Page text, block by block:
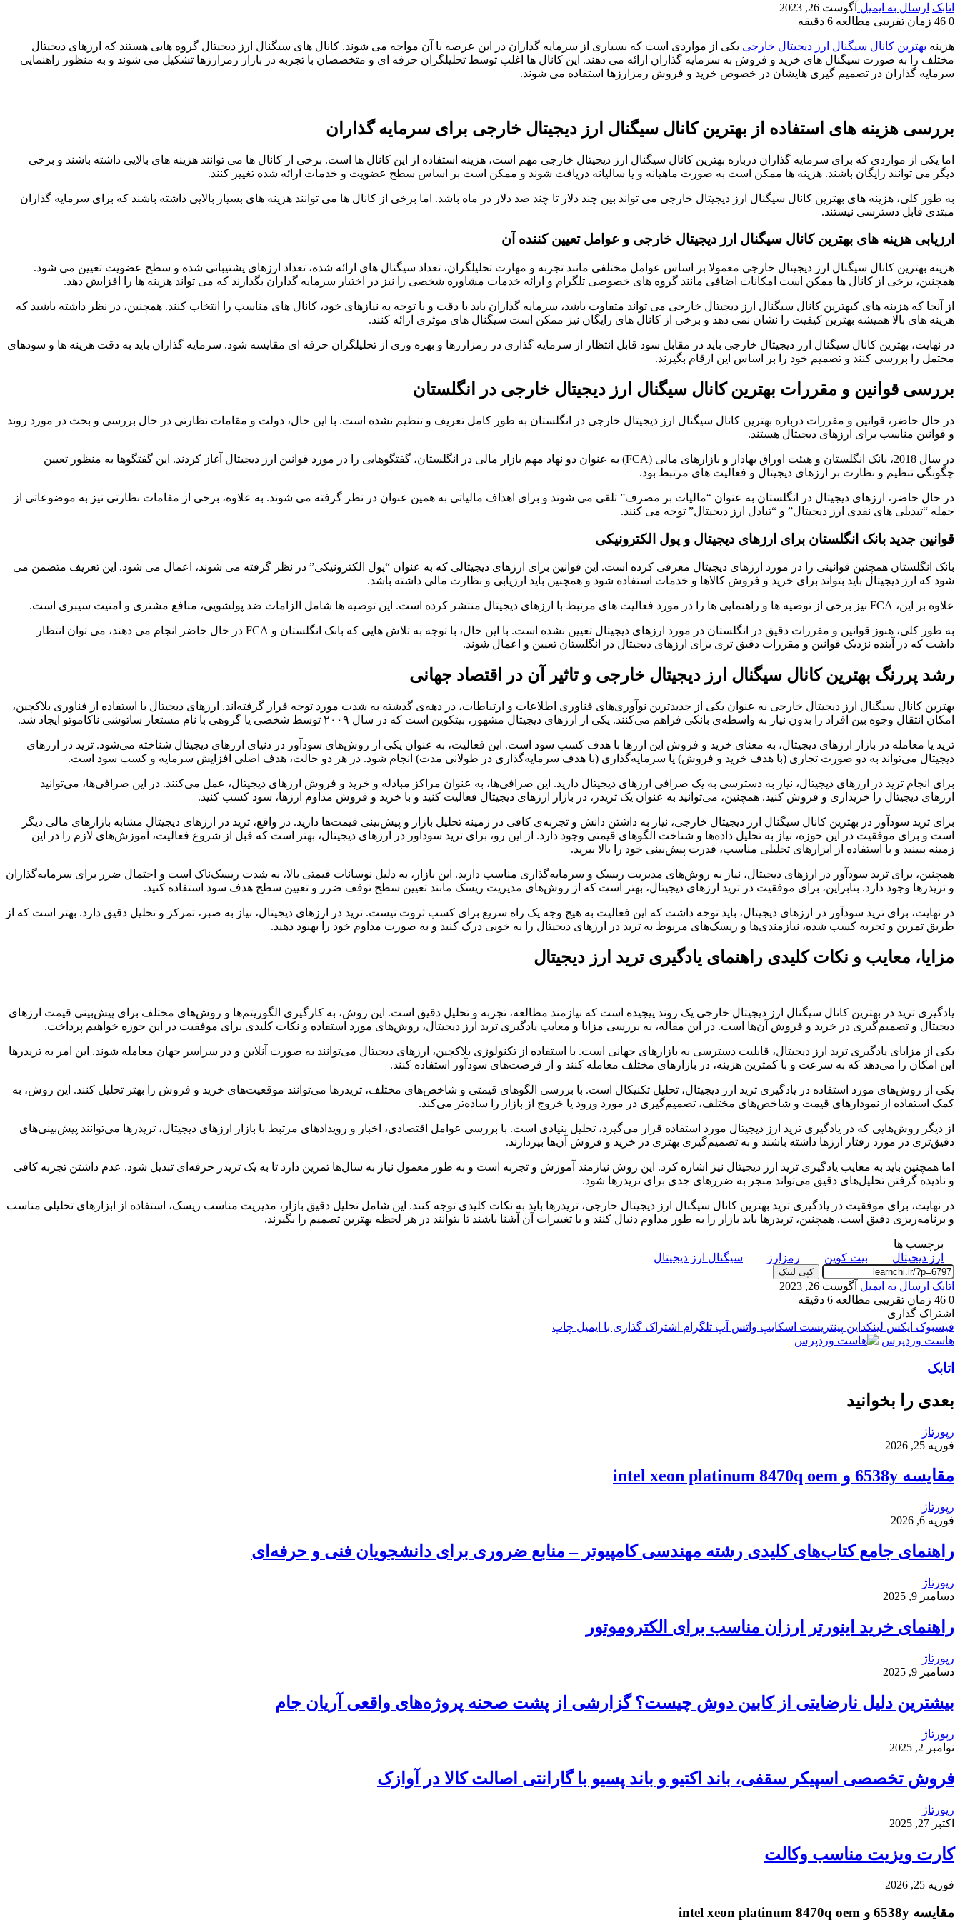
اتابک ارسال به ایمیل آگوست 26, 2023
0
زمان تقریبی مطالعه 6 دقیقه
هزینه بهترین کانال سیگنال ارز دیجیتال خارجی یکی از مواردی است که بسیاری از سرمایه گذاران در این عرصه با آن مواجه می شوند. کانال های سیگنال ارز دیجیتال گروه هایی هستند که ارزهای دیجیتال
مختلف را به صورت سیگنال های خرید و فروش به سرمایه گذاران ارائه می دهند. این کانال ها اغلب توسط تحلیلگران حرفه ای و متخصصان با تجربه در بازار رمزارزها تشکیل می شوند و به منظور راهنمایی
سرمایه گذاران در تصمیم گیری هایشان در خصوص خرید و فروش رمزارزها استفاده می شوند.
بررسی هزینه های استفاده از بهترین کانال سیگنال ارز دیجیتال خارجی برای سرمایه گذاران
اما یکی از مواردی که برای سرمایه گذاران درباره بهترین کانال سیگنال ارز دیجیتال خارجی مهم است، هزینه استفاده از این کانال ها است. برخی از کانال ها می توانند هزینه های بالایی داشته باشند و برخی
دیگر می توانند رایگان باشند. هزینه ها ممکن است به صورت ماهیانه و یا سالیانه دریافت شوند و ممکن است بر اساس سطح عضویت و خدمات ارائه شده تغییر کنند.
به طور کلی، هزینه های بهترین کانال سیگنال ارز دیجیتال خارجی می تواند بین چند دلار تا چند صد دلار در ماه باشد. اما برخی از کانال ها می توانند هزینه های بسیار بالایی داشته باشند که برای سرمایه گذاران
مبتدی قابل دسترسی نیستند.
ارزیابی هزینه های بهترین کانال سیگنال ارز دیجیتال خارجی و عوامل تعیین کننده آن
هزینه بهترین کانال سیگنال ارز دیجیتال خارجی معمولا بر اساس عوامل مختلفی مانند تجربه و مهارت تحلیلگران، تعداد سیگنال های ارائه شده، تعداد ارزهای پشتیبانی شده و سطح عضویت تعیین می شود.
همچنین، برخی از کانال ها ممکن است امکانات اضافی مانند گروه های خصوصی تلگرام و ارائه خدمات مشاوره شخصی را نیز در اختیار سرمایه گذاران بگذارند که می تواند هزینه ها را افزایش دهد.
از آنجا که هزینه های کبهترین کانال سیگنال ارز دیجیتال خارجی می تواند متفاوت باشد، سرمایه گذاران باید با دقت و با توجه به نیازهای خود، کانال های مناسب را انتخاب کنند. همچنین، در نظر داشته باشید که
هزینه های بالا همیشه بهترین کیفیت را نشان نمی دهد و برخی از کانال های رایگان نیز ممکن است سیگنال های موثری ارائه کنند.
در نهایت، بهترین کانال سیگنال ارز دیجیتال خارجی باید در مقابل سود قابل انتظار از سرمایه گذاری در رمزارزها و بهره وری از تحلیلگران حرفه ای مقایسه شود. سرمایه گذاران باید به دقت هزینه ها و سودهای
محتمل را بررسی کنند و تصمیم خود را بر اساس این ارقام بگیرند.
بررسی قوانین و مقررات بهترین کانال سیگنال ارز دیجیتال خارجی در انگلستان
در حال حاضر، قوانین و مقررات درباره بهترین کانال سیگنال ارز دیجیتال خارجی در انگلستان به طور کامل تعریف و تنظیم نشده است. با این حال، دولت و مقامات نظارتی در حال بررسی و بحث در مورد روند
و قوانین مناسب برای ارزهای دیجیتال هستند.
در سال 2018، بانک انگلستان و هیئت اوراق بهادار و بازارهای مالی (FCA) به عنوان دو نهاد مهم بازار مالی در انگلستان، گفتگوهایی را در مورد قوانین ارز دیجیتال آغاز کردند. این گفتگوها به منظور تعیین
چگونگی تنظیم و نظارت بر ارزهای دیجیتال و فعالیت های مرتبط بود.
در حال حاضر، ارزهای دیجیتال در انگلستان به عنوان “مالیات بر مصرف” تلقی می شوند و برای اهداف مالیاتی به همین عنوان در نظر گرفته می شوند. به علاوه، برخی از مقامات نظارتی نیز به موضوعاتی از
جمله “تبدیلی های نقدی ارز دیجیتال” و “تبادل ارز دیجیتال” توجه می کنند.
قوانین جدید بانک انگلستان برای ارزهای دیجیتال و پول الکترونیکی
بانک انگلستان همچنین قوانینی را در مورد ارزهای دیجیتال معرفی کرده است. این قوانین برای ارزهای دیجیتالی که به عنوان “پول الکترونیکی” در نظر گرفته می شوند، اعمال می شود. این تعریف متضمن می
شود که ارز دیجیتال باید بتواند برای خرید و فروش کالاها و خدمات استفاده شود و همچنین باید ارزیابی و نظارت مالی داشته باشد.
علاوه بر این، FCA نیز برخی از توصیه ها و راهنمایی ها را در مورد فعالیت های مرتبط با ارزهای دیجیتال منتشر کرده است. این توصیه ها شامل الزامات ضد پولشویی، منافع مشتری و امنیت سیبری است.
به طور کلی، هنوز قوانین و مقررات دقیق در انگلستان در مورد ارزهای دیجیتال تعیین نشده است. با این حال، با توجه به تلاش هایی که بانک انگلستان و FCA در حال حاضر انجام می دهند، می توان انتظار
داشت که در آینده نزدیک قوانین و مقررات دقیق تری برای ارزهای دیجیتال در انگلستان تعیین و اعمال شوند.
رشد پررنگ بهترین کانال سیگنال ارز دیجیتال خارجی و تاثیر آن در اقتصاد جهانی
بهترین کانال سیگنال ارز دیجیتال خارجی به عنوان یکی از جدیدترین نوآوری‌های فناوری اطلاعات و ارتباطات، در دهه‌ی گذشته به شدت مورد توجه قرار گرفته‌اند. ارزهای دیجیتال با استفاده از فناوری بلاکچین،
امکان انتقال وجوه بین افراد را بدون نیاز به واسطه‌ی بانکی فراهم می‌کنند. یکی از ارزهای دیجیتال مشهور، بیتکوین است که در سال ۲۰۰۹ توسط شخصی یا گروهی با نام مستعار ساتوشی ناکاموتو ایجاد شد.
ترید یا معامله در بازار ارزهای دیجیتال، به معنای خرید و فروش این ارزها با هدف کسب سود است. این فعالیت، به عنوان یکی از روش‌های سودآور در دنیای ارزهای دیجیتال شناخته می‌شود. ترید در ارزهای
دیجیتال می‌تواند به دو صورت تجاری (با هدف خرید و فروش) یا سرمایه‌گذاری (با هدف سرمایه‌گذاری در طولانی مدت) انجام شود. در هر دو حالت، هدف اصلی افزایش سرمایه و کسب سود است.
برای انجام ترید در ارزهای دیجیتال، نیاز به دسترسی به یک صرافی ارزهای دیجیتال دارید. این صرافی‌ها، به عنوان مراکز مبادله و خرید و فروش ارزهای دیجیتال، عمل می‌کنند. در این صرافی‌ها، می‌توانید
ارزهای دیجیتال را خریداری و فروش کنید. همچنین، می‌توانید به عنوان یک تریدر، در بازار ارزهای دیجیتال فعالیت کنید و با خرید و فروش مداوم ارزها، سود کسب کنید.
برای ترید سودآور در بهترین کانال سیگنال ارز دیجیتال خارجی، نیاز به داشتن دانش و تجربه‌ی کافی در زمینه تحلیل بازار و پیش‌بینی قیمت‌ها دارید. در واقع، ترید در ارزهای دیجیتال مشابه بازارهای مالی دیگر
است و برای موفقیت در این حوزه، نیاز به تحلیل داده‌ها و شناخت الگوهای قیمتی وجود دارد. از این رو، برای ترید سودآور در ارزهای دیجیتال، بهتر است که قبل از شروع فعالیت، آموزش‌های لازم را در این
زمینه ببینید و با استفاده از ابزارهای تحلیلی مناسب، قدرت پیش‌بینی خود را بالا ببرید.
همچنین، برای ترید سودآور در ارزهای دیجیتال، نیاز به روش‌های مدیریت ریسک و سرمایه‌گذاری مناسب دارید. این بازار، به دلیل نوسانات قیمتی بالا، به شدت ریسک‌ناک است و احتمال ضرر برای سرمایه‌گذاران
و تریدرها وجود دارد. بنابراین، برای موفقیت در ترید ارزهای دیجیتال، بهتر است که از روش‌های مدیریت ریسک مانند تعیین سطح توقف ضرر و تعیین سطح هدف سود استفاده کنید.
در نهایت، برای ترید سودآور در ارزهای دیجیتال، باید توجه داشت که این فعالیت به هیچ وجه یک راه سریع برای کسب ثروت نیست. ترید در ارزهای دیجیتال، نیاز به صبر، تمرکز و تحلیل دقیق دارد. بهتر است که از
طریق تمرین و تجربه کسب شده، نیازمندی‌ها و ریسک‌های مربوط به ترید در ارزهای دیجیتال را به خوبی درک کنید و به صورت مداوم خود را بهبود دهید.
مزایا، معایب و نکات کلیدی راهنمای یادگیری ترید ارز دیجیتال
یادگیری ترید در بهترین کانال سیگنال ارز دیجیتال خارجی یک روند پیچیده است که نیازمند مطالعه، تجربه و تحلیل دقیق است. این روش، به کارگیری الگوریتم‌ها و روش‌های مختلف برای پیش‌بینی قیمت ارزهای
دیجیتال و تصمیم‌گیری در خرید و فروش آن‌ها است. در این مقاله، به بررسی مزایا و معایب یادگیری ترید ارز دیجیتال، روش‌های مورد استفاده و نکات کلیدی برای موفقیت در این حوزه خواهیم پرداخت.
یکی از مزایای یادگیری ترید ارز دیجیتال، قابلیت دسترسی به بازارهای جهانی است. با استفاده از تکنولوژی بلاکچین، ارزهای دیجیتال می‌توانند به صورت آنلاین و در سراسر جهان معامله شوند. این امر به تریدرها
این امکان را می‌دهد که به سرعت و با کمترین هزینه، در بازارهای مختلف معامله کنند و از فرصت‌های سودآور استفاده کنند.
یکی از روش‌های مورد استفاده در یادگیری ترید ارز دیجیتال، تحلیل تکنیکال است. با بررسی الگوهای قیمتی و شاخص‌های مختلف، تریدرها می‌توانند موقعیت‌های خرید و فروش را بهتر تحلیل کنند. این روش، به
کمک استفاده از نمودارهای قیمت و شاخص‌های مختلف، تصمیم‌گیری در مورد ورود یا خروج از بازار را ساده‌تر می‌کند.
از دیگر روش‌هایی که در یادگیری ترید ارز دیجیتال مورد استفاده قرار می‌گیرد، تحلیل بنیادی است. با بررسی عوامل اقتصادی، اخبار و رویدادهای مرتبط با بازار ارزهای دیجیتال، تریدرها می‌توانند پیش‌بینی‌های
دقیق‌تری در مورد رفتار ارزها داشته باشند و به تصمیم‌گیری بهتری در خرید و فروش آن‌ها بپردازند.
اما همچنین باید به معایب یادگیری ترید ارز دیجیتال نیز اشاره کرد. این روش نیازمند آموزش و تجربه است و به طور معمول نیاز به سال‌ها تمرین دارد تا به یک تریدر حرفه‌ای تبدیل شود. عدم داشتن تجربه کافی
و نادیده گرفتن تحلیل‌های دقیق می‌تواند منجر به ضررهای جدی برای تریدرها شود.
در نهایت، برای موفقیت در یادگیری ترید بهترین کانال سیگنال ارز دیجیتال خارجی، تریدرها باید به نکات کلیدی توجه کنند. این شامل تحلیل دقیق بازار، مدیریت مناسب ریسک، استفاده از ابزارهای تحلیلی مناسب
و برنامه‌ریزی دقیق است. همچنین، تریدرها باید بازار را به طور مداوم دنبال کنند و با تغییرات آن آشنا باشند تا بتوانند در هر لحظه بهترین تصمیم را بگیرند.
برچسب ها
ارز دیجیتال
بیت کوین رمزارز سیگنال ارز دیجیتال
کپی لینک
اتابک ارسال به ایمیل آگوست 26, 2023
0
زمان تقریبی مطالعه 6 دقیقه
اشتراک گذاری
فیسبوک ایکس لینکداین پینتریست اسکایپ واتس آپ تلگرام اشتراک گذاری با ایمیل چاپ
هاست وردپرس
اتابک
بعدی را بخوانید
رپورتاژ
فوریه 25, 2026
مقایسه 6538y و intel xeon platinum 8470q oem
رپورتاژ
فوریه 6, 2026
راهنمای جامع کتاب‌های کلیدی رشته مهندسی کامپیوتر – منابع ضروری برای دانشجویان فنی و حرفه‌ای
رپورتاژ
دسامبر 9, 2025
راهنمای خرید اینورتر ارزان مناسب برای الکتروموتور
رپورتاژ
دسامبر 9, 2025
بیشترین دلیل نارضایتی از کابین دوش چیست؟ گزارشی از پشت صحنه پروژه‌های واقعی آریان جام
رپورتاژ
نوامبر 2, 2025
فروش تخصصی اسپیکر سقفی، باند اکتیو و باند پسیو با گارانتی اصالت کالا در آوازک
رپورتاژ
اکتبر 27, 2025
کارت ویزیت مناسب وکالت
فوریه 25, 2026
مقایسه 6538y و intel xeon platinum 8470q oem